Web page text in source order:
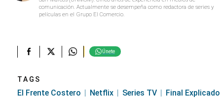
comunicación. Actualmente se desempeña como redactora de series y
películas en el Grupo El Comercio.
Únete
TAGS
El Frente Costero Netflix Series TV Final Explicado